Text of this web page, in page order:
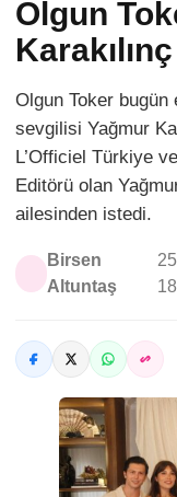
Olgun
Olgun Toker bugün
sevgilisi Yağmur
L’Officiel Türkiye
Editörü olan
ailesinden istedi.
Birsen
Altuntaş